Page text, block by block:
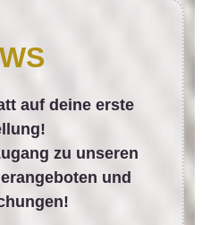
auf deine erste
zu unseren
und